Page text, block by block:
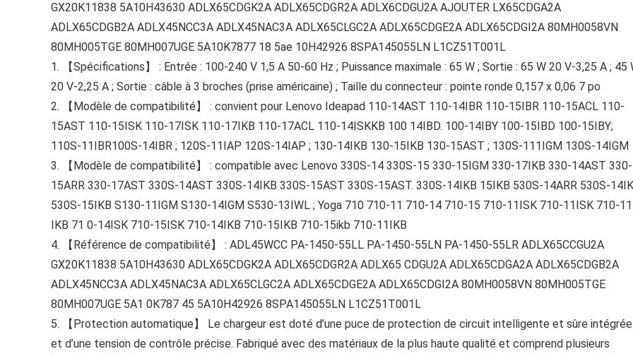
GX20K11838 5A10H43630 ADLX65CDGK2A ADLX65CDGR2A ADLX6CDGU2A AJOUTER LX65CDGA2A
ADLX65CDGB2A ADLX45NCC3A ADLX45NAC3A ADLX65CLGC2A ADLX65CDGE2A ADLX65CDGI2A 80MH0058VN
80MH005TGE 80MH007UGE 5A10K7877 18 5ae 10H42926 8SPA145055LN L1CZ51T001L
1. 【Spécifications】 : Entrée : 100-240 V 1,5 A 50-60 Hz ; Puissance maximale : 65 W ; Sortie : 65 W 20 V-3,25 A ; 45
20 V-2,25 A ; Sortie : câble à 3 broches (prise américaine) ; Taille du connecteur : pointe ronde 0,157 x 0,06 7 po
2. 【Modèle de compatibilité】 : convient pour Lenovo Ideapad 110-14AST 110-14IBR 110-15IBR 110-15ACL 110-
15AST 110-15ISK 110-17ISK 110-17IKB 110-17ACL 110-14ISKKB 100 14IBD. 100-14IBY 100-15IBD 100-15IBY;
110S-11IBR100S-14IBR ; 120S-11IAP 120S-14IAP ; 130-14IKB 130-15IKB 130-15AST ; 130S-111IGM 130S-14IGM
3. 【Modèle de compatibilité】 : compatible avec Lenovo 330S-14 330S-15 330-15IGM 330-17IKB 330-14AST 330-
15ARR 330-17AST 330S-14AST 330S-14IKB 330S-15AST 330S-15AST. 330S-14IKB 15IKB 530S-14ARR 530S-
530S-15IKB S130-11IGM S130-14IGM S530-13IWL ; Yoga 710 710-11 710-14 710-15 710-11ISK 710-11ISK 710-
IKB 71 0-14ISK 710-15ISK 710-14IKB 710-15IKB 710-15ikb 710-11IKB
4. 【Référence de compatibilité】 : ADL45WCC PA-1450-55LL PA-1450-55LN PA-1450-55LR ADLX65CCGU2A
GX20K11838 5A10H43630 ADLX65CDGK2A ADLX65CDGR2A ADLX65 CDGU2A ADLX65CDGA2A ADLX65CDGB2A
ADLX45NCC3A ADLX45NAC3A ADLX65CLGC2A ADLX65CDGE2A ADLX65CDGI2A 80MH0058VN 80MH005TGE
80MH007UGE 5A1 0K787 45 5A10H42926 8SPA145055LN L1CZ51T001L
5. 【Protection automatique】 Le chargeur est doté d’une puce de protection de circuit intelligente et sûre intégrée
et d’une tension de contrôle précise. Fabriqué avec des matériaux de la plus haute qualité et comprend plusieurs